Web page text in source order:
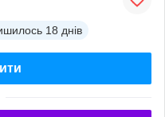
18 днів